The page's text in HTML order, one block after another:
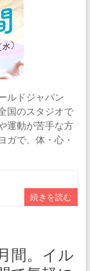
ルドジャパン
国のスタジオで
運動が苦手な方
ガで、体・心・
続きを読む
間。イル